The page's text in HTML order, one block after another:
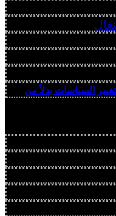
السياسات بدلاً من